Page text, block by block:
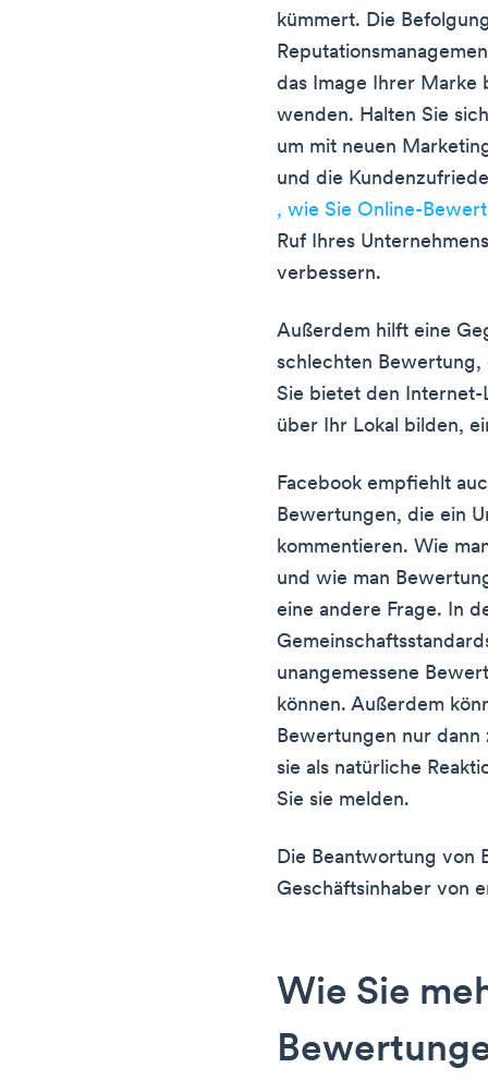
kümmert. Die
das Image Ihrer Marke
wenden. Halten Sie
um mit neuen
und die
, wie Sie Online-
Ruf Ihres
verbessern.
Außerdem hilft eine
schlechten Bewertung,
Sie bietet den
über Ihr Lokal bilden,
Facebook empfiehlt
Bewertungen, die ein
kommentieren. Wie
und wie man
eine andere Frage. In
unangemessene
können. Außerdem
Bewertungen nur dann
sie als natürliche
Sie sie melden.
Die Beantwortung von
Geschäftsinhaber von
Wie Sie